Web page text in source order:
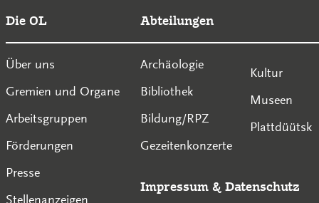
Die OL
Über uns
Gremien und Organe
Arbeitsgruppen
Förderungen
Presse
Stellenanzeigen
Abteilungen
Archäologie
Bibliothek
Bildung/RPZ
Gezeitenkonzerte
Kultur
Museen
Plattdüütsk
Impressum & Datenschutz